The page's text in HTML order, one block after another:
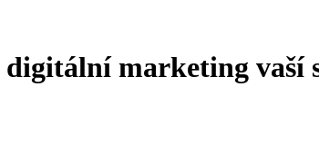
marketing vaší